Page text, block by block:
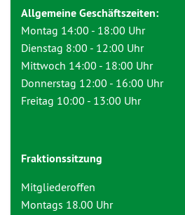
Allgemeine Geschäftszeiten:
Montag 14:00 - 18:00 Uhr
Dienstag 8:00 - 12:00 Uhr
Mittwoch 14:00 - 18:00 Uhr
Donnerstag 12:00 - 16:00 Uhr
Freitag 10:00 - 13:00 Uhr
Fraktionssitzung
Mitgliederoffen
Montags 18.00 Uhr